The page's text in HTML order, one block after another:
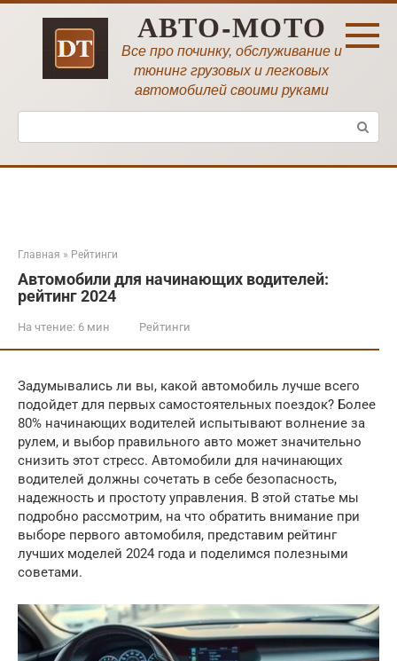
Перейти
АВТО-МОТО
Все про починку, обслуживание и
тюнинг грузовых и легковых
автомобилей своими руками
Поиск:
Главная » Рейтинги
Автомобили для начинающих водителей:
рейтинг 2024
На чтение: 6 мин Рейтинги
Задумывались ли вы, какой автомобиль лучше всего
подойдет для первых самостоятельных поездок? Более
80% начинающих водителей испытывают волнение за
рулем, и выбор правильного авто может значительно
снизить этот стресс. Автомобили для начинающих
водителей должны сочетать в себе безопасность,
надежность и простоту управления. В этой статье мы
подробно рассмотрим, на что обратить внимание при
выборе первого автомобиля, представим рейтинг
лучших моделей 2024 года и поделимся полезными
советами.